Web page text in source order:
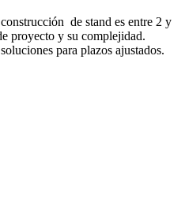
de stand es entre 2 y
proyecto y su complejidad.
para plazos ajustados.